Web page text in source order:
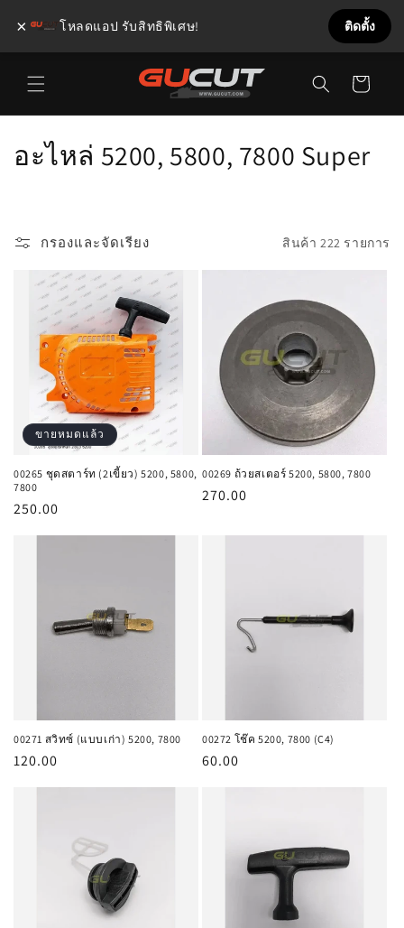
ข้ามไป
ยัง
เนื้อหา
สินค้า
ค
อะไหล่ 5200, 5800, 7800 Super
กรองและจัดเรียง สินค้า 222 รายการ
ขายหมดแล้ว
00265 ชุดสตาร์ท (2เขี้ยว) 5200, 5800,
7800
ราคา
250.00
00269 ถ้วยสเตอร์ 5200, 5800, 7800
ราคา
270.00
00271 สวิทซ์ (แบบเก่า) 5200, 7800
ราคา
120.00
00272 โช๊ค 5200, 7800 (C4)
ราคา
60.00
× โหลดแอป รับสิทธิพิเศษ! ติดตั้ง